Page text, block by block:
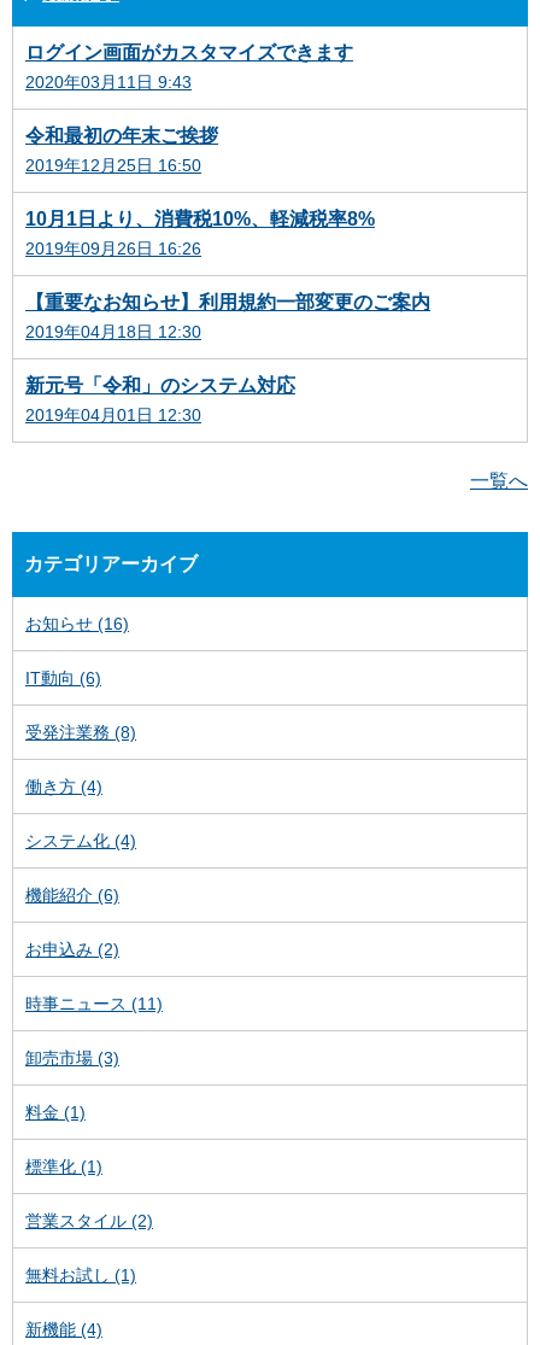
ログイン画面がカスタマイズできます
2020年03月11日 9:43
令和最初の年末ご挨拶
2019年12月25日 16:50
10月1日より、消費税10%、軽減税率8%
2019年09月26日 16:26
【重要なお知らせ】利用規約一部変更のご案内
2019年04月18日 12:30
新元号「令和」のシステム対応
2019年04月01日 12:30
一覧へ
カテゴリアーカイブ
お知らせ (16)
IT動向 (6)
受発注業務 (8)
働き方 (4)
システム化 (4)
機能紹介 (6)
お申込み (2)
時事ニュース (11)
卸売市場 (3)
料金 (1)
標準化 (1)
営業スタイル (2)
無料お試し (1)
新機能 (4)